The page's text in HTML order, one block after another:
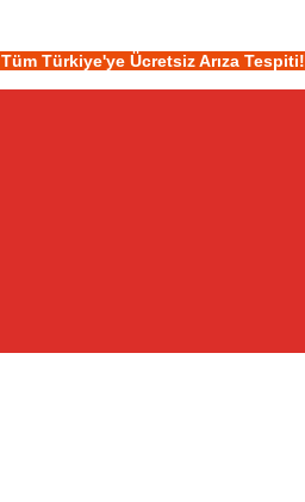
Tüm Türkiye'ye Ücretsiz Arıza Tespiti!